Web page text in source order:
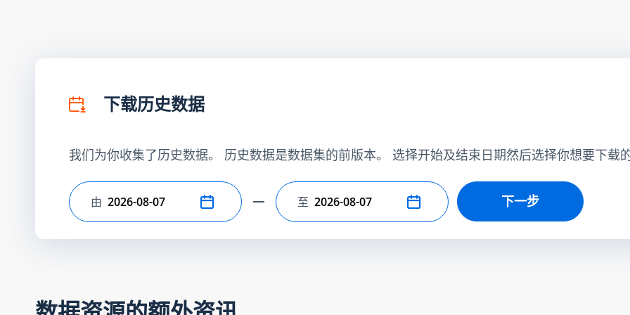
下载历史数据
我们为你收集了历史数据。 历史数据是数据集的前版本。 选择开始及结束日期然后选择你想要下载
选择开始日期
由 选择结束日期
至 下一步